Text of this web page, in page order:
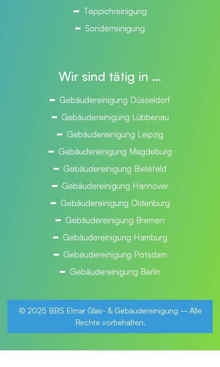
Teppichreinigung
Sonderreinigung
Wir sind tätig in …
Gebäudereinigung Düsseldorf
Gebäudereinigung Lübbenau
Gebäudereinigung Leipzig
Gebäudereinigung Magdeburg
Gebäudereinigung Bielefeld
Gebäudereinigung Hannover
Gebäudereinigung Oldenburg
Gebäudereinigung Bremen
Gebäudereinigung Hamburg
Gebäudereinigung Potsdam
Gebäudereinigung Berlin
© 2025 BBS Elmar Glas- & Gebäudereinigung – Alle
Rechte vorbehalten.